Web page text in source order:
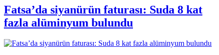
Fatsa’da siyanürün faturası: Suda 8 kat
fazla alüminyum bulundu